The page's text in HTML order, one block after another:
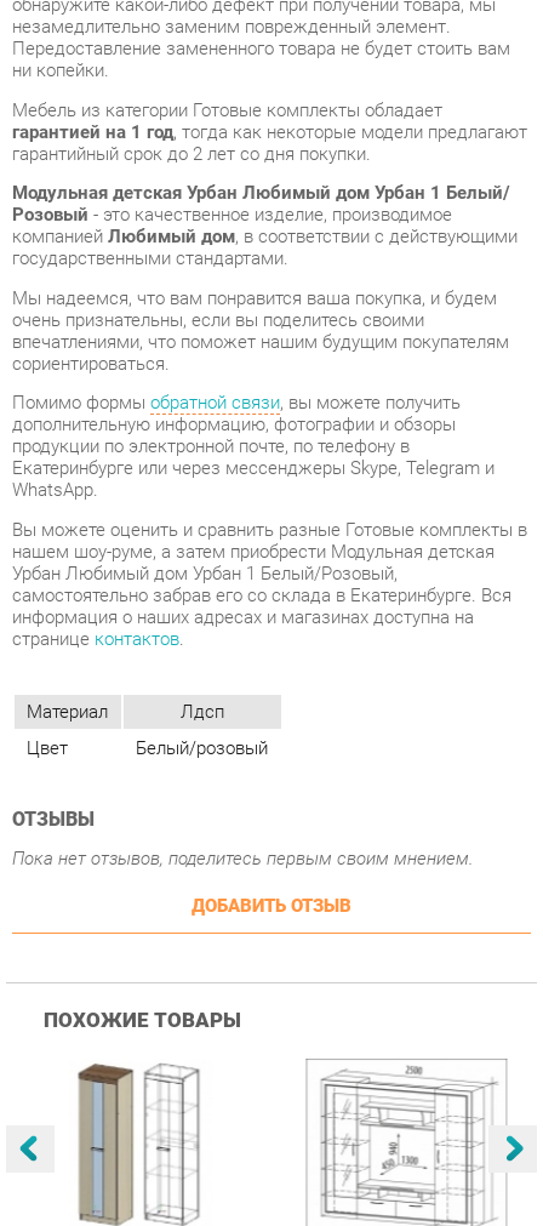
Мебель из категории Готовые комплекты обладает
гарантией на 1 год , тогда как некоторые модели предлагают
гарантийный срок до 2 лет со дня покупки.
Розовый- это качественное изделие, производимое
компанией Любимый дом, в соответствии с действующими
государственными стандартами.
Мы надеемся, что вам понравится ваша покупка, и будем
очень признательны, если вы поделитесь своими
впечатлениями, что поможет нашим будущим покупателям
сориентироваться.
Помимо формыобратной связи, вы можете получить
дополнительную информацию, фотографии и обзоры
продукции по электронной почте, по телефону в
Екатеринбурге или через мессенджеры Skype, Telegram и
WhatsApp.
Вы можете оценить и сравнить разные Готовые комплекты в
нашем шоу-руме, а затем приобрести Модульная детская
Урбан Любимый дом Урбан 1 Белый/Розовый,
самостоятельно забрав его со склада в Екатеринбурге. Вся
информация о наших адресах и магазинах доступна на
страницеконтактов
Материал
Лдсп
Цвет
Белый/розовый
ОТЗЫВЫ
Пока нет отзывов, поделитесь первым своим мнением.
Купить
Гостиная Стиль
Атлантида-2 Венге-дуб
Белфорд
Купить
Гостиная Витра
Симфония 7.10
55 482 ₽